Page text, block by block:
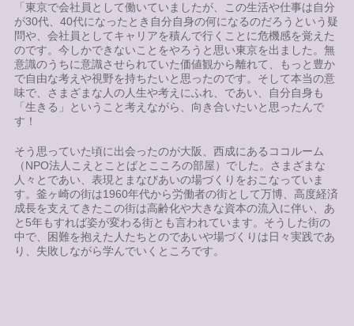
「東京で会社員として働いていましたが、この生活や仕事は自分
が30代、40代になったとき自分自身の何になるのだろうという疑
問や、会社員としてキャリアを積んで行くことに危機感を覚えた
のです。今しかできないことをやろうと思い東京を出ました。無
意識のうちに意識させられていた価値観から離れて、もっと豊か
で自由な考えや視野を持ちたいと思ったのです。そして本当の意
味で、さまざまな人の人生や考えにふれ、であい、自分自身も
「生きる」ということ考えながら、向き合いたいと思ったんで
す！
そう思っていた頃に出会ったのが大阪、西成にあるココルーム
（NPO法人こえとことばとこころの部屋）でした。さまざまな
人々とであい、表現とまなびあいの場づくりをおこなっていま
す。釜ヶ崎の街は1960年代から労働者の街として万博、高度経済
成長を支えてきたこの街は高齢化や大きな資本の流入に伴い、あ
と5年もすれば姿が変わる街とも言われています。そうした街の
中で、困難を抱えた人たちとのであいや場づくりは日々実践であ
り、失敗しながら学んでいくところです。